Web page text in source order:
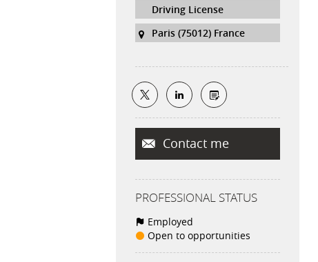
Driving License
Paris (75012) France
Contact me
PROFESSIONAL STATUS
Employed
Open to opportunities